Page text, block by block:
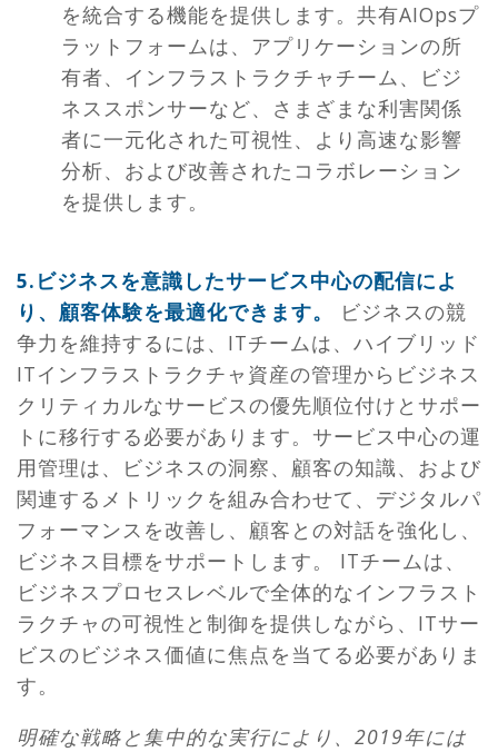
を統合する機能を提供します。共有AIOpsプ
ラットフォームは、アプリケーションの所
有者、インフラストラクチャチーム、ビジ
ネススポンサーなど、さまざまな利害関係
者に一元化された可視性、より高速な影響
分析、および改善されたコラボレーション
を提供します。
5.ビジネスを意識したサービス中心の配信によ
り、顧客体験を最適化できます。
ビジネスの競
争力を維持するには、ITチームは、ハイブリッド
ITインフラストラクチャ資産の管理からビジネス
クリティカルなサービスの優先順位付けとサポー
トに移行する必要があります。サービス中心の運
用管理は、ビジネスの洞察、顧客の知識、および
関連するメトリックを組み合わせて、デジタルパ
フォーマンスを改善し、顧客との対話を強化し、
ビジネス目標をサポートします。 ITチームは、
ビジネスプロセスレベルで全体的なインフラスト
ラクチャの可視性と制御を提供しながら、ITサー
ビスのビジネス価値に焦点を当てる必要がありま
す。
明確な戦略と集中的な実行により、2019年には